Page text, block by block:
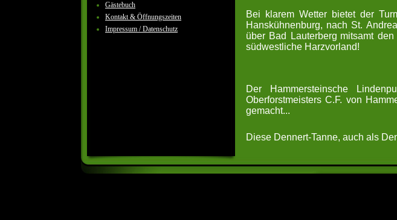
Gästebuch
Kontakt & Öffnungszeiten
Impressum / Datenschutz
Bei klarem Wetter bietet der
Hanskühnenburg, nach St.
über Bad Lauterberg mitsamt den
südwestliche Harzvorland!
Der Hammersteinsche
Oberforstmeisters C.F. von
gemacht...
Diese Dennert-Tanne, auch als